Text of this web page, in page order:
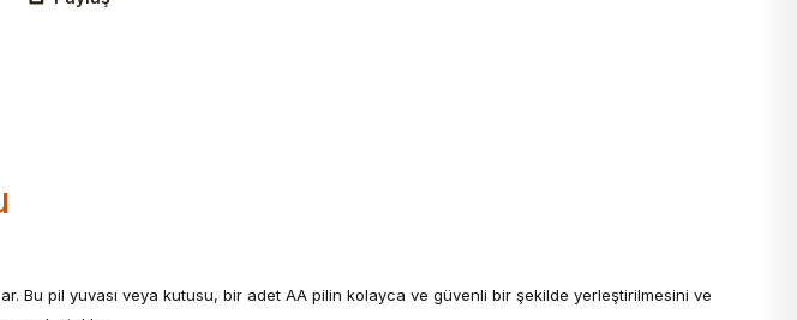
Bu pil yuvası veya kutusu, bir adet AA pilin kolayca ve güvenli bir şekilde yerleştirilmesini ve